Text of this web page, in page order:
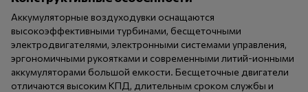
Аккумуляторные воздуходувки оснащаются
высокоэффективными турбинами, бесщеточными
электродвигателями, электронными системами управления,
эргономичными рукоятками и современными литий-ионными
аккумуляторами большой емкости. Бесщеточные двигатели
отличаются высоким КПД, длительным сроком службы и